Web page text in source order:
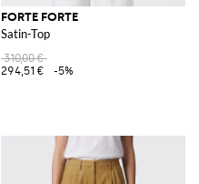
FORTE FORTE
Satin-Top
310,00 €
294,51 €
-5%